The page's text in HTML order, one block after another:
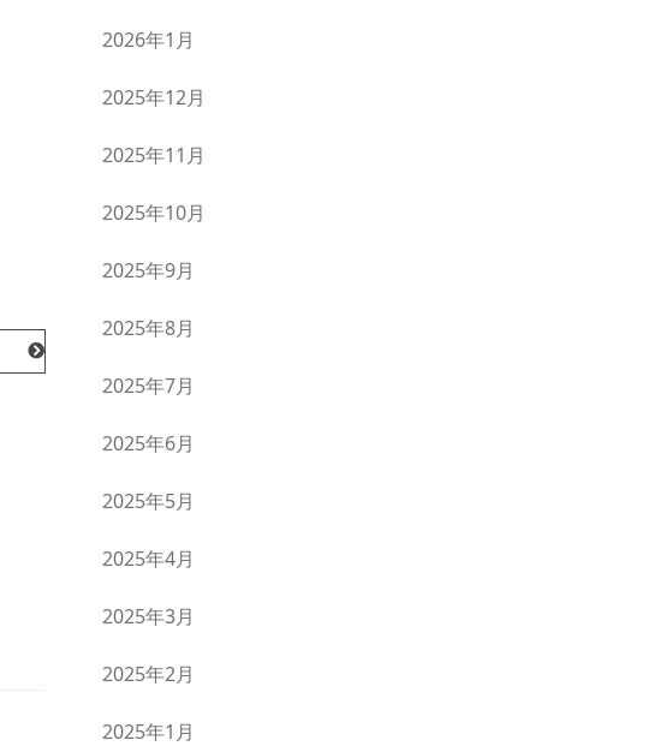
2026年1月
2025年12月
2025年11月
2025年10月
2025年9月
2025年8月
2025年7月
2025年6月
2025年5月
2025年4月
2025年3月
2025年2月
2025年1月